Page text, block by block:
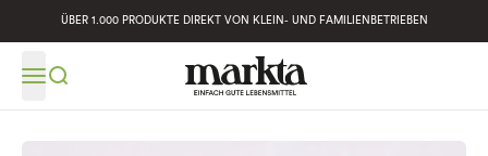
ÜBER 1.000 PRODUKTE DIREKT VON KLEIN- UND FAMILIENBETRIEBEN